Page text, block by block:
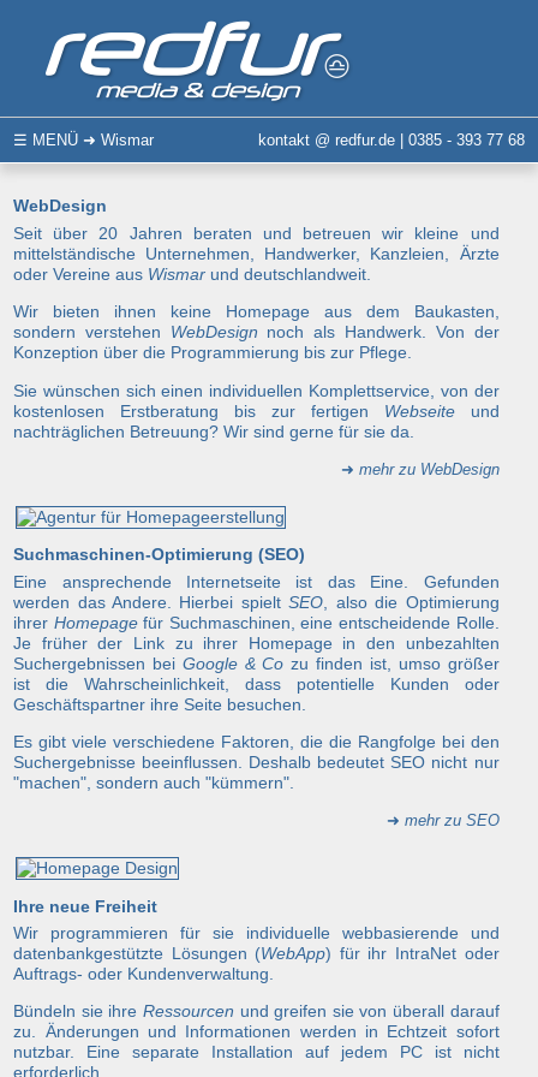
☰ MENÜ ➜ Wismar kontakt @ redfur.de | 0385 - 393 77 68
WebDesign
Seit über 20 Jahren beraten und betreuen wir kleine und
mittelständische Unternehmen, Handwerker, Kanzleien, Ärzte
oder Vereine aus Wismar und deutschlandweit.
Wir bieten ihnen keine Homepage aus dem Baukasten,
sondern verstehen WebDesign noch als Handwerk. Von der
Konzeption über die Programmierung bis zur Pflege.
Sie wünschen sich einen individuellen Komplettservice, von der
kostenlosen Erstberatung bis zur fertigen Webseiteund
nachträglichen Betreuung? Wir sind gerne für sie da.
➜ mehr zu WebDesign
Suchmaschinen-Optimierung (SEO)
Eine ansprechende Internetseite ist das Eine. Gefunden
werden das Andere. Hierbei spieltSEO , also die Optimierung
ihrer Homepagefür Suchmaschinen, eine entscheidende Rolle.
Je früher der Link zu ihrer Homepage in den unbezahlten
Suchergebnissen bei Google & Co zu finden ist, umso größer
ist die Wahrscheinlichkeit, dass potentielle Kunden oder
Geschäftspartner ihre Seite besuchen.
Es gibt viele verschiedene Faktoren, die die Rangfolge bei den
Suchergebnisse beeinflussen. Deshalb bedeutet SEO nicht nur
"machen", sondern auch "kümmern".
➜ mehr zu SEO
Ihre neue Freiheit
Wir programmieren für sie individuelle webbasierende und
datenbankgestützte Lösungen (WebApp) für ihr IntraNet oder
Auftrags- oder Kundenverwaltung.
Bündeln sie ihre Ressourcen und greifen sie von überall darauf
zu. Änderungen und Informationen werden in Echtzeit sofort
nutzbar. Eine separate Installation auf jedem PC ist nicht
erforderlich.